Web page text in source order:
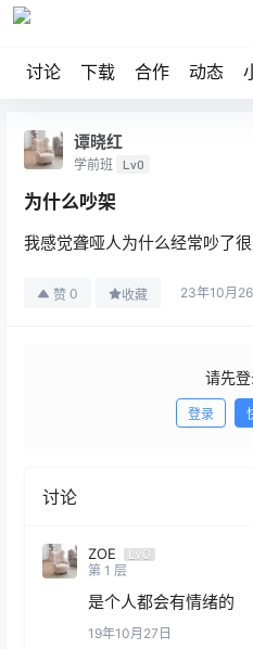
讨论 下载 合作 动态
谭晓红
学前班 Lv0
为什么吵架
我感觉聋哑人为什么经常吵了
赞 0 收藏 23年10月26
请先登
登录
讨论
ZOE
Lv0
第 1 层
是个人都会有情绪的
19年10月27日